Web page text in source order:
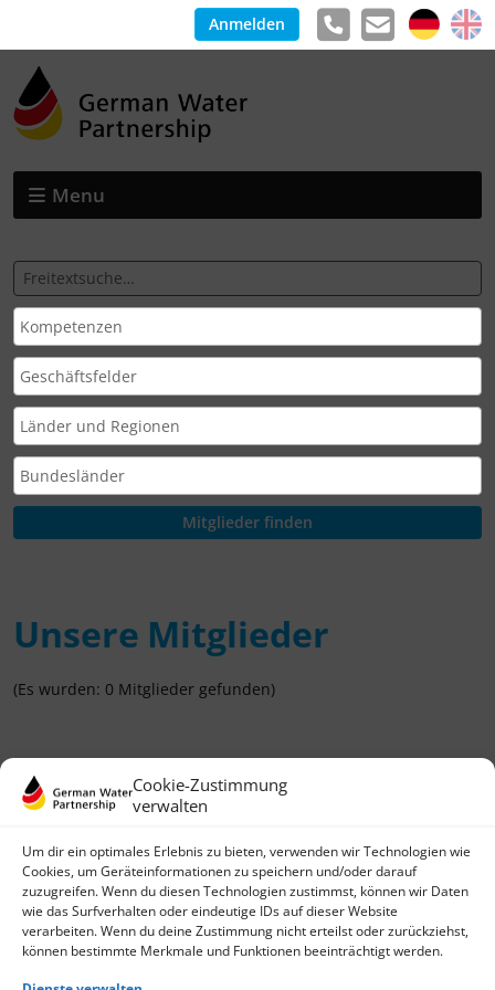
Cookie-Zustimmung
verwalten
Um dir ein optimales Erlebnis zu bieten, verwenden wir Technologien wie
Cookies, um Geräteinformationen zu speichern und/oder darauf
zuzugreifen. Wenn du diesen Technologien zustimmst, können wir Daten
wie das Surfverhalten oder eindeutige IDs auf dieser Website
verarbeiten. Wenn du deine Zustimmung nicht erteilst oder zurückziehst,
können bestimmte Merkmale und Funktionen beeinträchtigt werden.
Anmelden
Menu
Unsere Mitglieder
(Es wurden: 0 Mitglieder gefunden)
German Water Partnership e.V.
Invalidenstraße 91
D-10115 Berlin